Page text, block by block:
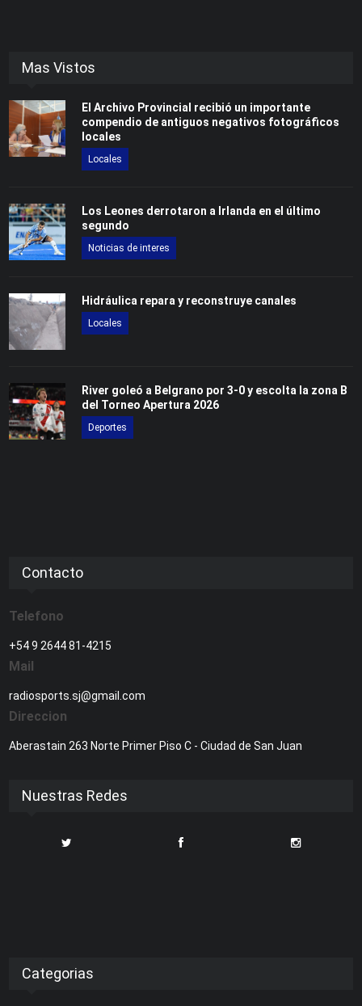
Mas Vistos
El Archivo Provincial recibió un importante
compendio de antiguos negativos fotográficos
locales
Locales
Los Leones derrotaron a Irlanda en el último
segundo
Noticias de interes
Hidráulica repara y reconstruye canales
Locales
River goleó a Belgrano por 3-0 y escolta la zona B
del Torneo Apertura 2026
Deportes
Contacto
Telefono
+54 9 2644 81-4215
Mail
radiosports.sj@gmail.com
Direccion
Aberastain 263 Norte Primer Piso C - Ciudad de San Juan
Nuestras Redes
Categorias